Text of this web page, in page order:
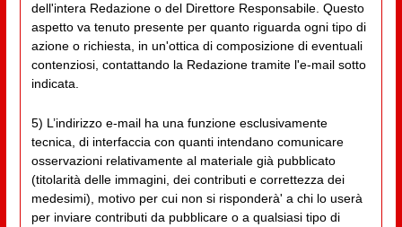
dell'intera Redazione o del Direttore Responsabile. Questo
aspetto va tenuto presente per quanto riguarda ogni tipo di
azione o richiesta, in un'ottica di composizione di eventuali
contenziosi, contattando la Redazione tramite l'e-mail sotto
indicata.
5) L’indirizzo e-mail ha una funzione esclusivamente
tecnica, di interfaccia con quanti intendano comunicare
osservazioni relativamente al materiale già pubblicato
(titolarità delle immagini, dei contributi e correttezza dei
medesimi), motivo per cui non si risponderà' a chi lo userà
per inviare contributi da pubblicare o a qualsiasi tipo di